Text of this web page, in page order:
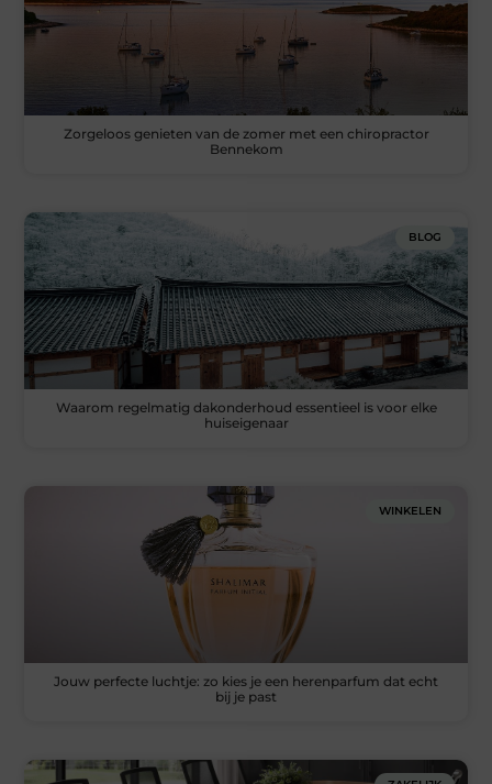
Zorgeloos genieten van de zomer met een chiropractor
Bennekom
BLOG
Waarom regelmatig dakonderhoud essentieel is voor elke
huiseigenaar
WINKELEN
Jouw perfecte luchtje: zo kies je een herenparfum dat echt
bij je past